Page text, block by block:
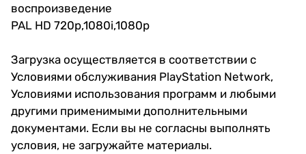
воспроизведение
PAL HD 720p,1080i,1080p
Загрузка осуществляется в соответствии с
Условиями обслуживания PlayStation Network,
Условиями использования программ и любыми
другими применимыми дополнительными
документами. Если вы не согласны выполнять
условия, не загружайте материалы.